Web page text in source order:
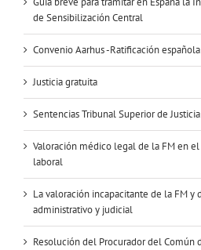
de Sensibilización Central
Convenio Aarhus -Ratificación española
Justicia gratuita
Sentencias Tribunal Superior de
Valoración médico legal de la FM en
laboral
La valoración incapacitante de la FM y
administrativo y judicial
Resolución del Procurador del Común